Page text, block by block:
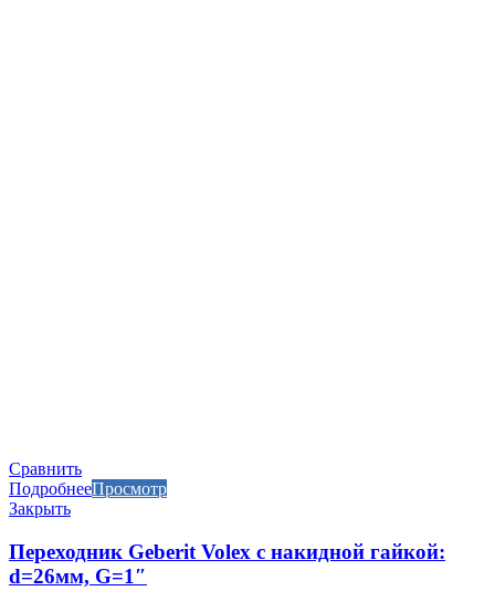
Сравнить
ПодробнееПросмотр
Закрыть
Переходник Geberit Volex с накидной гайкой:
d=26мм, G=1″